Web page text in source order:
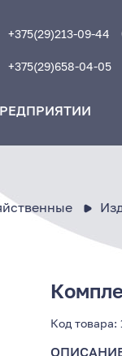
+375(29)213-09-44
+375(29)658-04-05
Код товара: